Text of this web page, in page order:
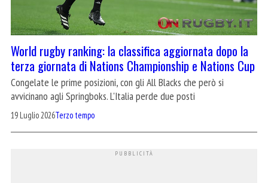
World rugby ranking: la classifica aggiornata dopo la
terza giornata di Nations Championship e Nations Cup
Congelate le prime posizioni, con gli All Blacks che però si
avvicinano agli Springboks. L'Italia perde due posti
19 Luglio 2026Terzo tempo